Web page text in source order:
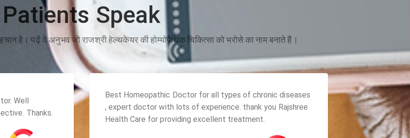
Patients Speak
है। पढ़ें वे अनुभव जो राजश्री हेल्थकेयर की होम्योपैथिक चिकित्सा को भरोसे का नाम बनाते हैं।
Well
Thanks.
Best Homeopathic Doctor for all types of chronic diseases
, expert doctor with lots of experience. thank you Rajshree
Health Care for providing excellent treatment.